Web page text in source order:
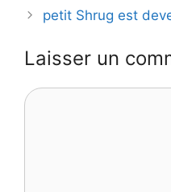
petit Shrug est
Laisser un
Commentaire